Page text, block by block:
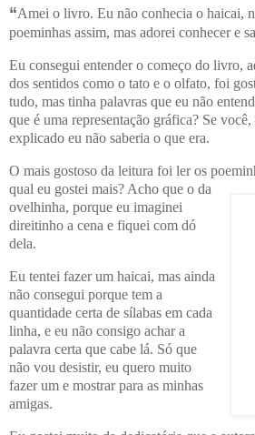
“Amei o livro. Eu não conhecia o haicai,
poeminhas assim, mas adorei conhecer e
Eu consegui entender o começo do livro,
dos sentidos como o tato e o olfato, foi
tudo, mas tinha palavras que eu não
que é uma representação gráfica? Se
explicado eu não saberia o que era.
O mais gostoso da leitura foi ler os
qual eu gostei mais? Acho que o da
ovelhinha, porque eu imaginei
direitinho a cena e fiquei com dó
dela.
Eu tentei fazer um haicai, mas ainda
não consegui porque tem a
quantidade certa de sílabas em cada
linha, e eu não consigo achar a
palavra certa que cabe lá. Só que
não vou desistir, eu quero muito
fazer um e mostrar para as minhas
amigas.